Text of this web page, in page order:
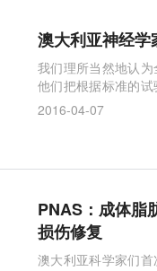
澳大利亚神经
我们理所当然地认为
他们把根据标准的试
的结果发表在科学
2016-04-07
PNAS：成体脂
损伤修复
澳大利亚科学家们